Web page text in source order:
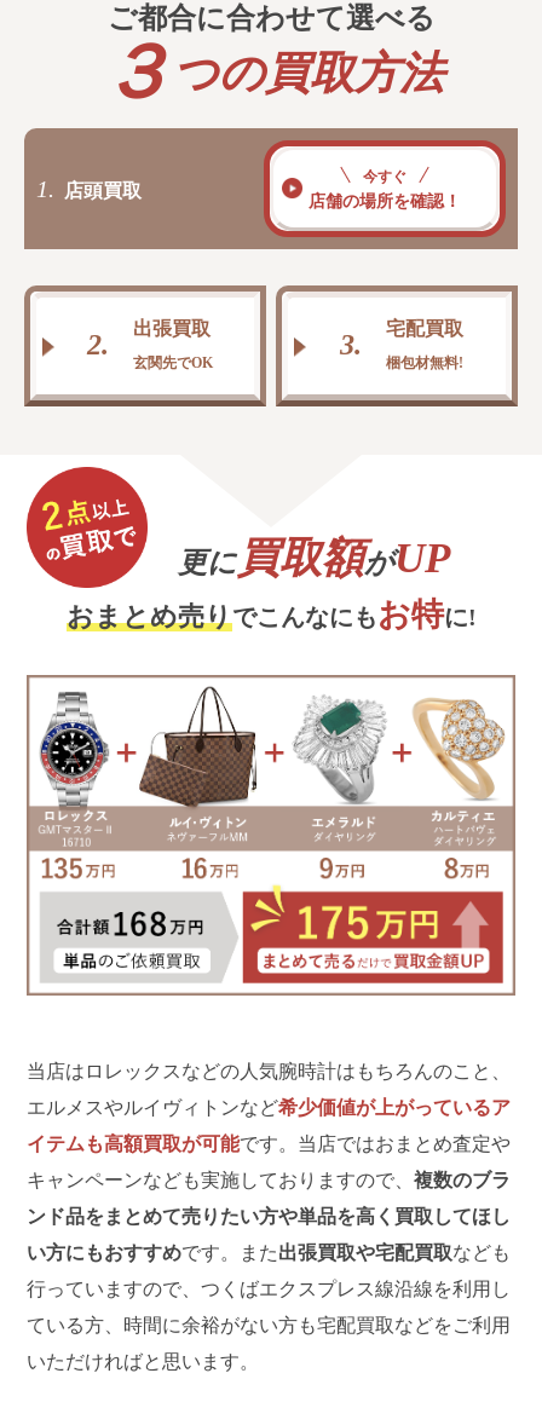
ご都合に合わせて選べる
３ つの買取方法
1. 店頭買取
今すぐ
店舗の場所を確認！
2.
出張買取
玄関先でOK
3.
宅配買取
梱包材無料!
更に買取額がUP
おまとめ売りでこんなにもお特に!
当店はロレックスなどの人気腕時計はもちろんのこと、
エルメスやルイヴィトンなど希少価値が上がっているア
イテムも高額買取が可能です。当店ではおまとめ査定や
キャンペーンなども実施しておりますので、複数のブラ
ンド品をまとめて売りたい方や単品を高く買取してほし
い方にもおすすめです。また出張買取や宅配買取なども
行っていますので、つくばエクスプレス線沿線を利用し
ている方、時間に余裕がない方も宅配買取などをご利用
いただければと思います。